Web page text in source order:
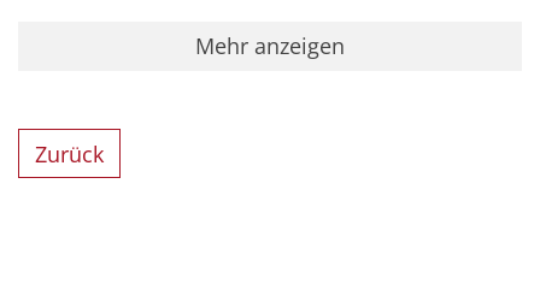
Mehr anzeigen
Zurück